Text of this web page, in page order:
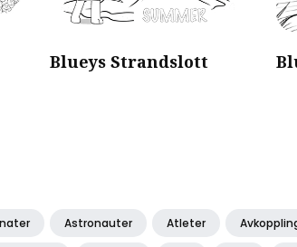
Blueys Strandslott
Astronauter Atleter